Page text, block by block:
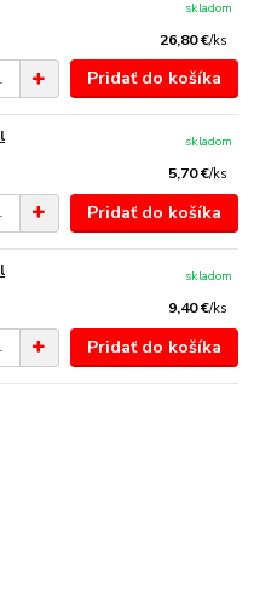
26,80 €/ks
skladom
Pridať do košíka
5,70 €/ks
skladom
Pridať do košíka
9,40 €/ks
skladom
Pridať do košíka